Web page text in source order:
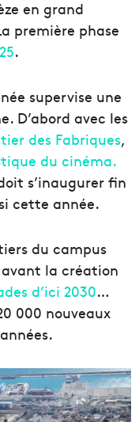
en grand
première phase
.
supervise une
D’abord avec les
des Fabriques,
du cinéma.
s’inaugurer fin
cette année.
du campus
avant la création
d’ici 2030…
000 nouveaux